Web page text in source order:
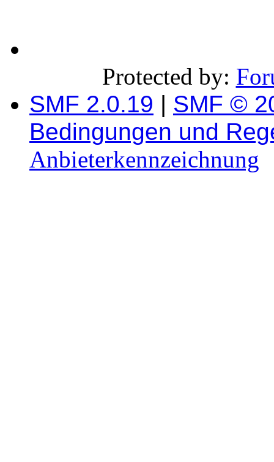
Protected by:
SMF 2.0.19 | SMF ©
Bedingungen und
Anbieterkennzeichnung